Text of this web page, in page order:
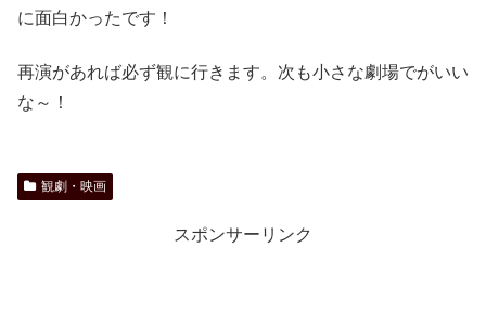
に面白かったです！
再演があれば必ず観に行きます。次も小さな劇場でがいい
な～！
観劇・映画
スポンサーリンク